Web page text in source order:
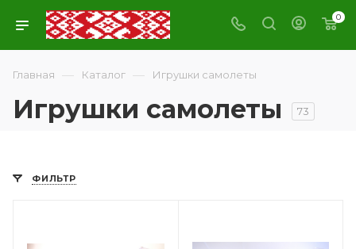
0
Главная — Каталог — Игрушки самолеты
Игрушки самолеты 73
ФИЛЬТР